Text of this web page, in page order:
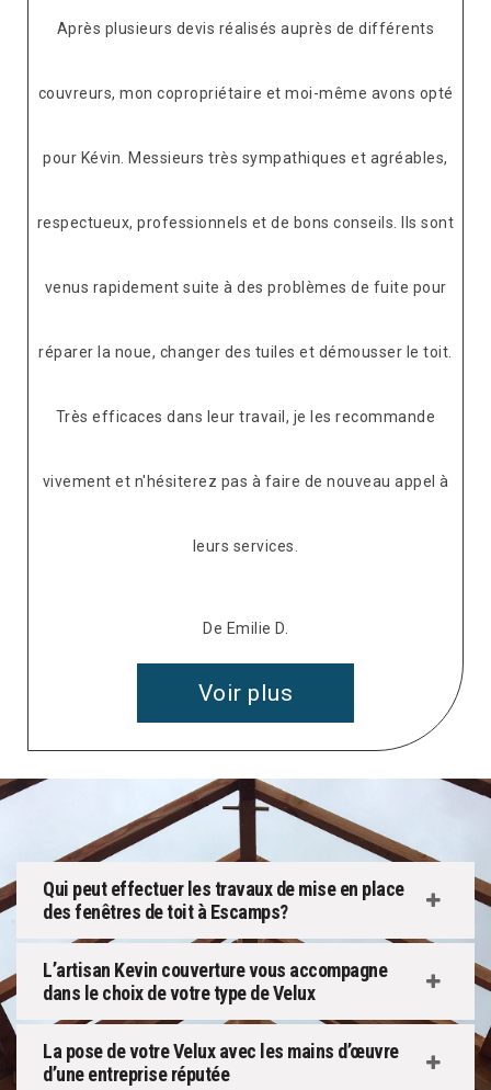
Après plusieurs devis réalisés auprès de différents
couvreurs, mon copropriétaire et moi-même avons opté
pour Kévin. Messieurs très sympathiques et agréables,
respectueux, professionnels et de bons conseils. Ils sont
venus rapidement suite à des problèmes de fuite pour
réparer la noue, changer des tuiles et démousser le toit.
Très efficaces dans leur travail, je les recommande
vivement et n'hésiterez pas à faire de nouveau appel à
leurs services.
De Emilie D.
Voir plus
Qui peut effectuer les travaux de mise en place
des fenêtres de toit à Escamps?
L’artisan Kevin couverture vous accompagne
dans le choix de votre type de Velux
La pose de votre Velux avec les mains d’œuvre
d’une entreprise réputée